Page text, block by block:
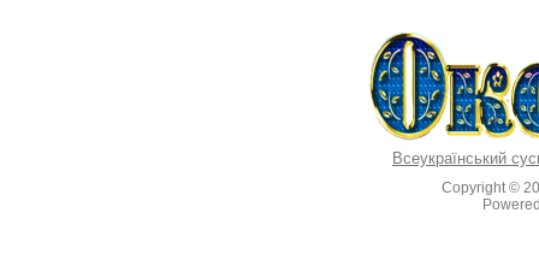
Всеукраїнський
Copyright ©